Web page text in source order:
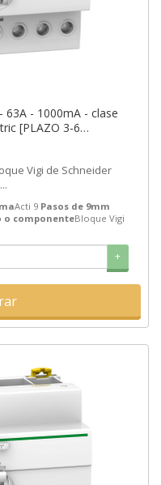
63A - 1000mA - clase
[PLAZO 3-6
Acti 9 Pasos de 9mm
o componenteBloque Vigi
+